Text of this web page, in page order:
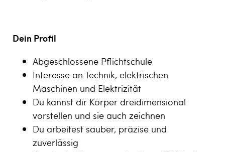
Dein Profil
Abgeschlossene Pflichtschule
Interesse an Technik, elektrischen
Maschinen und Elektrizität
Du kannst dir Körper dreidimensional
vorstellen und sie auch zeichnen
Du arbeitest sauber, präzise und
zuverlässig